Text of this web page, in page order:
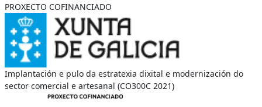
PROXECTO COFINANCIADO
Implantación e pulo da estratexia dixital e modernización do
sector comercial e artesanal (CO300C 2021)